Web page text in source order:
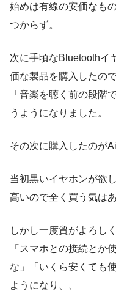
始めは有線の安価なも
つからず。
次に手頃なBluetoothイ
価な製品を購入したの
「音楽を聴く前の段階
うようになりました。
その次に購入したのが
当初黒いイヤホンが欲
高いので全く買う気は
しかし一度質がよろし
「スマホとの接続とか
な」「いくら安くても
ようになり、、